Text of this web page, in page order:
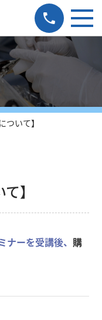
ついて】
】
ナーを受講後、 購